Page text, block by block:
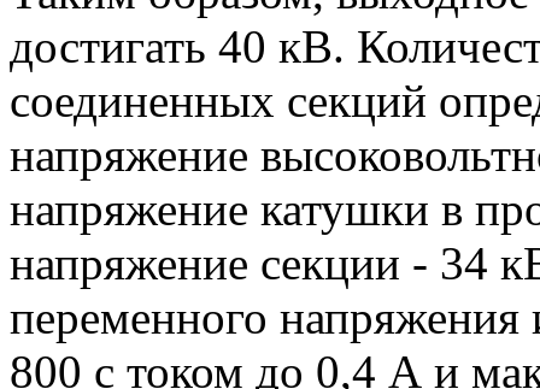
достигать 40 кВ.
соединенных секций
напряжение
напряжение катушки в
напряжение секции - 34
переменного
800 с током до 0,4 А и